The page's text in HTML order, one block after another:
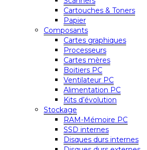
Cartouches & Toners
Papier
Composants
Cartes graphiques
Processeurs
Cartes mères
Boitiers PC
Ventilateur PC
Alimentation PC
Kits d’évolution
Stockage
RAM-Mémoire PC
SSD internes
Disques durs internes